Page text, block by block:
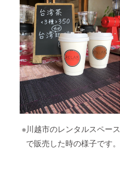
※川越市のレンタルスペース
で販売した時の様子です。